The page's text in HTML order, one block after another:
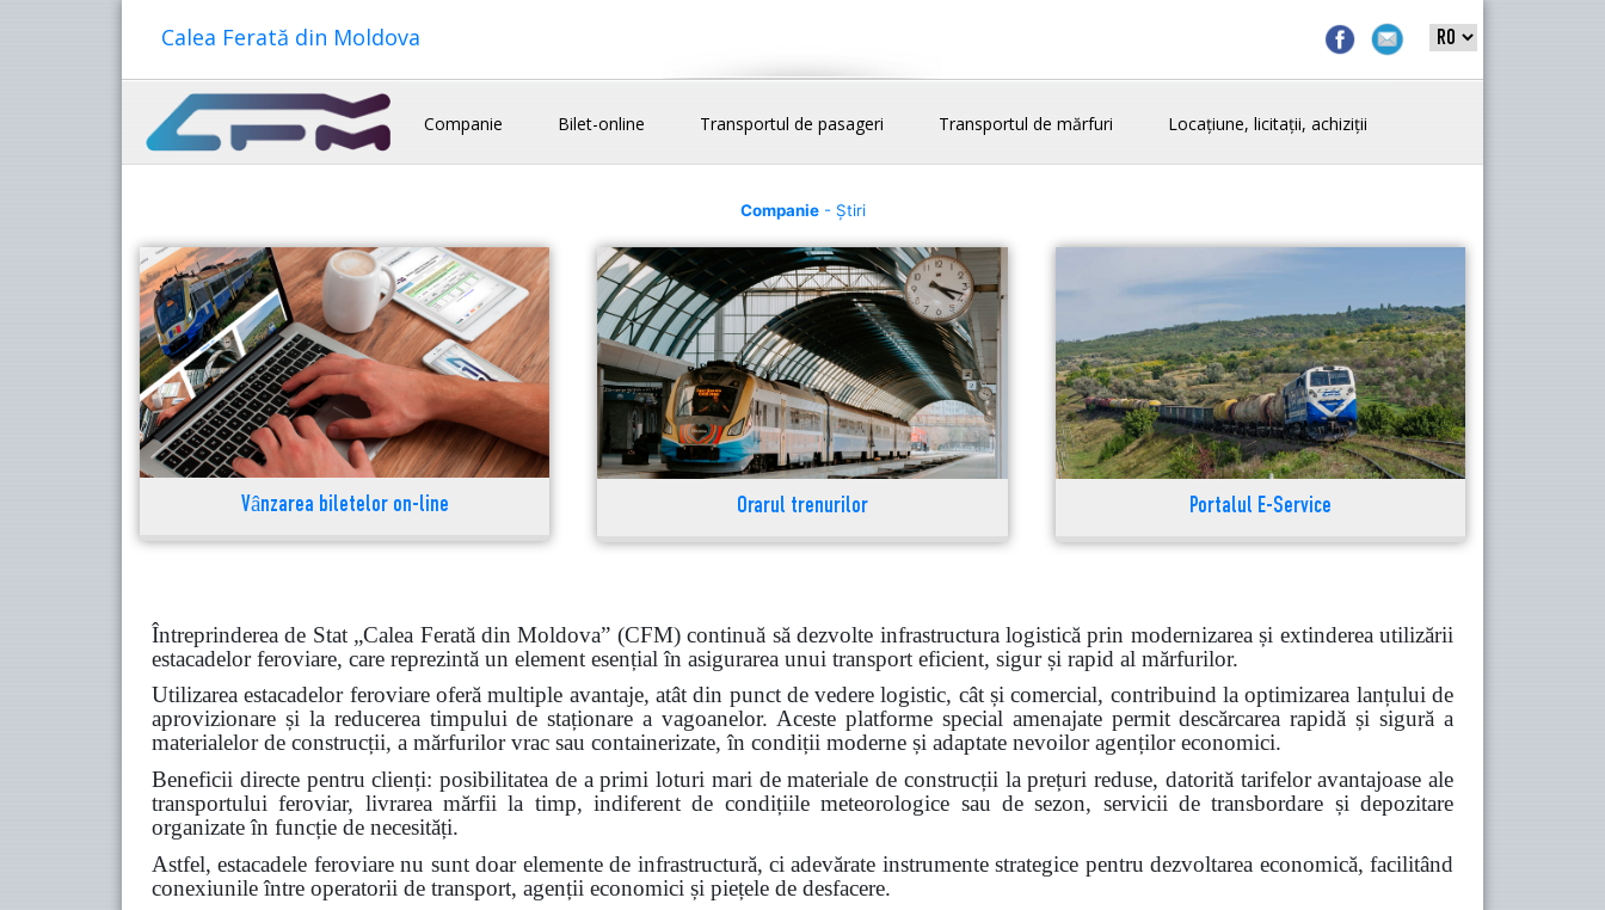
Calea Ferată din Moldova
Companie Bilet-online Transportul de pasageri Transportul de mărfuri Locațiune, licitații, achiziții
Companie- Știri
Vânzarea biletelor on-line Orarul trenurilor Portalul E-Service
Întreprinderea de Stat „Calea Ferată din Moldova” (CFM) continuă să dezvolte infrastructura logistică prin modernizarea și extinderea utilizării
estacadelor feroviare, care reprezintă un element esențial în asigurarea unui transport eficient, sigur și rapid al mărfurilor.
Utilizarea estacadelor feroviare oferă multiple avantaje, atât din punct de vedere logistic, cât și comercial, contribuind la optimizarea lanțului de
aprovizionare și la reducerea timpului de staționare a vagoanelor. Aceste platforme special amenajate permit descărcarea rapidă și sigură a
materialelor de construcții, a mărfurilor vrac sau containerizate, în condiții moderne și adaptate nevoilor agenților economici.
Beneficii directe pentru clienți: posibilitatea de a primi loturi mari de materiale de construcții la prețuri reduse, datorită tarifelor avantajoase ale
transportului feroviar, livrarea mărfii la timp, indiferent de condițiile meteorologice sau de sezon, servicii de transbordare și depozitare
organizate în funcție de necesități.
Astfel, estacadele feroviare nu sunt doar elemente de infrastructură, ci adevărate instrumente strategice pentru dezvoltarea economică, facilitând
conexiunile între operatorii de transport, agenții economici și piețele de desfacere.